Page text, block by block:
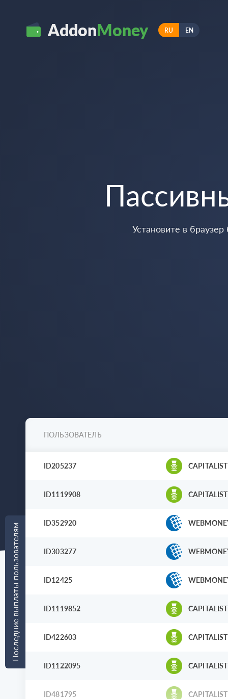
AddonMoney RU EN
Установите в
Последние выплаты пользователям
ПОЛЬЗОВАТЕЛЬ
ID205237 CAPITALIST
ID1119908 CAPITALIST
ID352920
ID303277
ID12425
ID1119852 CAPITALIST
ID422603 CAPITALIST
ID1122095 CAPITALIST
ID481795 CAPITALIST